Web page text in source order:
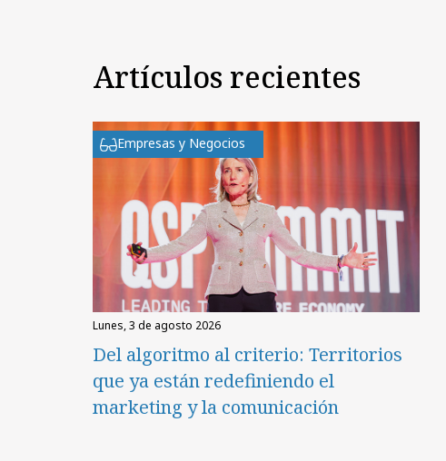
Artículos recientes
Empresas y Negocios
lunes, 3 de agosto 2026
Del algoritmo al criterio: Territorios
que ya están redefiniendo el
marketing y la comunicación